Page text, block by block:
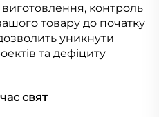
контроль
товару до початку
уникнути
та дефіциту
свят